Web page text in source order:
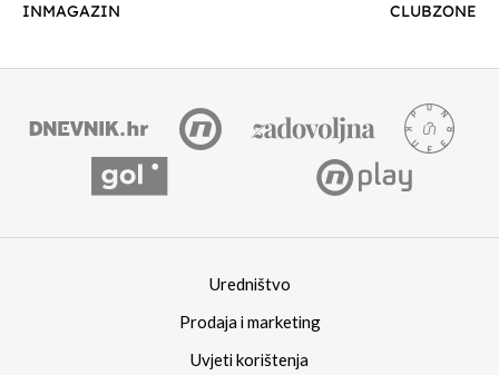
INMAGAZIN
CLUBZONE
Uredništvo
Prodaja i marketing
Uvjeti korištenja